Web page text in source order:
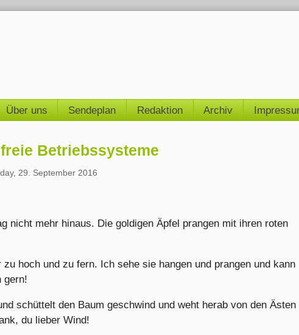
Über uns Sendeplan Redaktion Archiv
Betriebssysteme
29. September 2016
nicht mehr hinaus. Die goldigen Äpfel prangen mit ihren roten
hoch und zu fern. Ich sehe sie hangen und prangen und kann
gern!
schüttelt den Baum geschwind und weht herab von den Ästen
du lieber Wind!